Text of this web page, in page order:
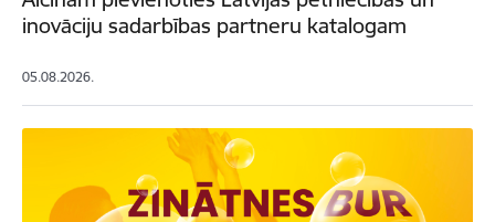
inovāciju sadarbības partneru katalogam
05.08.2026.